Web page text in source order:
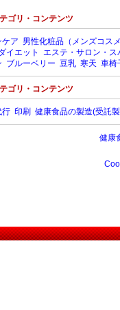
ゴリ・コンテンツ
ケア 男性化粧品（メンズコスメ
イエット エステ・サロン・ス
ブルーベリー 豆乳 寒天 車椅
ゴリ・コンテンツ
行 印刷 健康食品の製造(受託
健康